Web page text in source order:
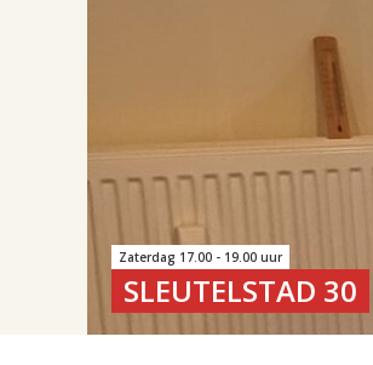
Zaterdag 17.00 - 19.00 uur
SLEUTELSTAD 30